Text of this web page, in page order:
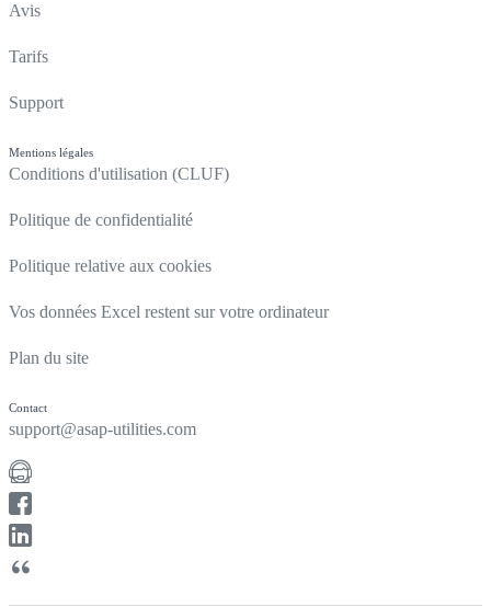
Avis
Tarifs
Support
Mentions légales
Conditions d'utilisation (CLUF)
Politique de confidentialité
Politique relative aux cookies
Vos données Excel restent sur votre ordinateur
Plan du site
Contact
support@asap-utilities.com